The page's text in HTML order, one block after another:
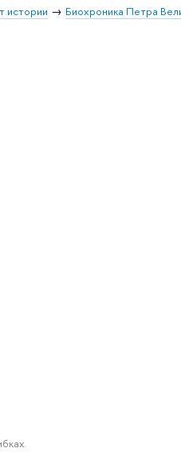
истории
Биохроника Петра